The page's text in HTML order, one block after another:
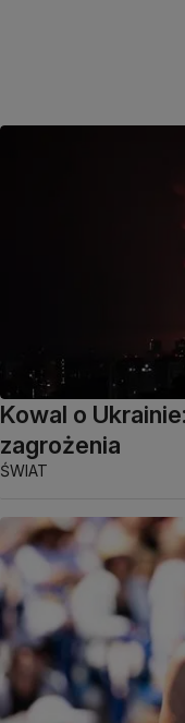
Kowal o
zagrożenia
ŚWIAT